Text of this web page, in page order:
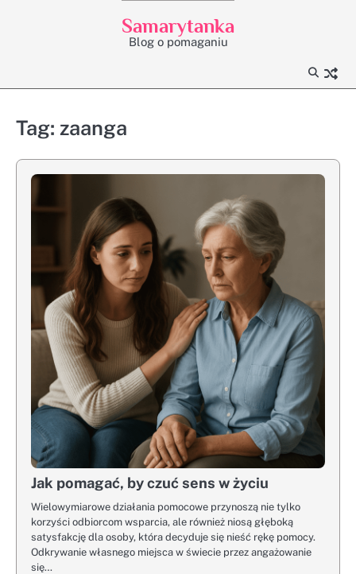
Samarytanka
Blog o pomaganiu
Tag: zaanga
Jak pomagać, by czuć sens w życiu
Wielowymiarowe działania pomocowe przynoszą nie tylko
korzyści odbiorcom wsparcia, ale również niosą głęboką
satysfakcję dla osoby, która decyduje się nieść rękę pomocy.
Odkrywanie własnego miejsca w świecie przez angażowanie
się…